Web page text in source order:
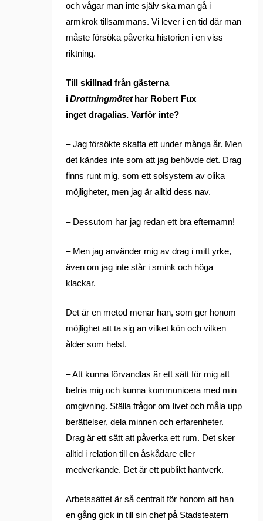
och vågar man inte själv ska man gå i
armkrok tillsammans. Vi lever i en tid där man
måste försöka påverka historien i en viss
riktning.
Till skillnad från gästerna
iDrottningmötethar Robert Fux
inget dragalias. Varför inte?
– Jag försökte skaffa ett under många år. Men
det kändes inte som att jag behövde det. Drag
finns runt mig, som ett solsystem av olika
möjligheter, men jag är alltid dess nav.
– Dessutom har jag redan ett bra efternamn!
– Men jag använder mig av drag i mitt yrke,
även om jag inte står i smink och höga
klackar.
Det är en metod menar han, som ger honom
möjlighet att ta sig an vilket kön och vilken
ålder som helst.
– Att kunna förvandlas är ett sätt för mig att
befria mig och kunna kommunicera med min
omgivning. Ställa frågor om livet och måla upp
berättelser, dela minnen och erfarenheter.
Drag är ett sätt att påverka ett rum. Det sker
alltid i relation till en åskådare eller
medverkande. Det är ett publikt hantverk.
Arbetssättet är så centralt för honom att han
en gång gick in till sin chef på Stadsteatern